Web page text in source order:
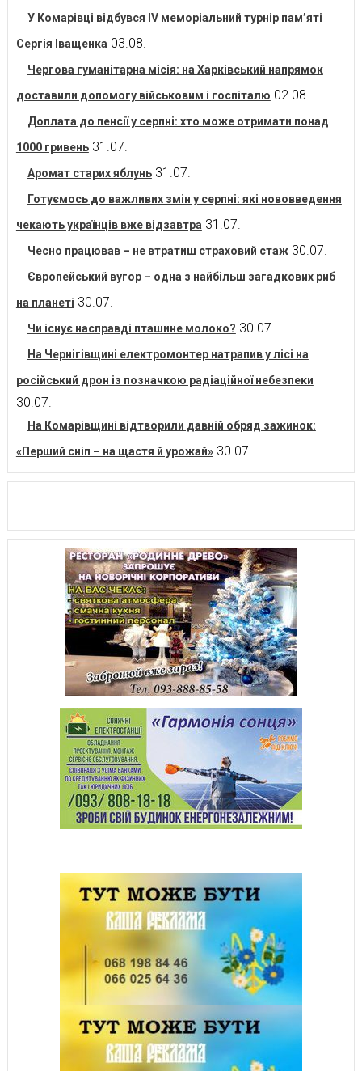
У Комарівці відбувся IV меморіальний турнір пам’яті
Сергія Іващенка 03.08.
Чергова гуманітарна місія: на Харківський напрямок
доставили допомогу військовим і госпіталю 02.08.
Доплата до пенсії у серпні: хто може отримати понад
1000 гривень 31.07.
Аромат старих яблунь 31.07.
Готуємось до важливих змін у серпні: які нововведення
чекають українців вже відзавтра 31.07.
Чесно працював – не втратиш страховий стаж 30.07.
Європейський вугор – одна з найбільш загадкових риб
на планеті 30.07.
Чи існує насправді пташине молоко? 30.07.
На Чернігівщині електромонтер натрапив у лісі на
російський дрон із позначкою радіаційної небезпеки
30.07.
На Комарівщині відтворили давній обряд зажинок:
«Перший сніп – на щастя й урожай» 30.07.